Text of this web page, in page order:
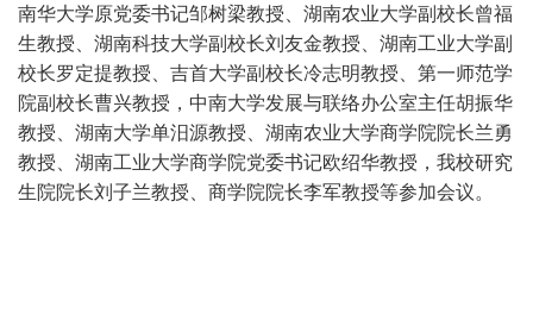
南华大学原党委书记邹树梁教授、湖南农业大学副校长曾福
生教授、湖南科技大学副校长刘友金教授、湖南工业大学副
校长罗定提教授、吉首大学副校长冷志明教授、第一师范学
院副校长曹兴教授 ， 中南大学发展与联络办公室主任胡振华
教授、湖南大学单汨源教授
湖南农业大学商学院院长兰勇
教授、湖南工业大学商学院党委书记欧绍华教授 ，我校研究
生院院长刘子兰教授 、商学院院长李军教授等参加会议。